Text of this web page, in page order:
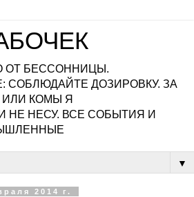
ОТ БЕССОННИЦЫ.
СОБЛЮДАЙТЕ ДОЗИРОВКУ. ЗА
ИЛИ КОМЫ Я
НЕ НЕСУ. ВСЕ СОБЫТИЯ И
▼
2014 г.